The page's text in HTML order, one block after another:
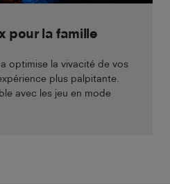
pour la famille
optimise la vivacité de vos
plus palpitante.
avec les jeu en mode